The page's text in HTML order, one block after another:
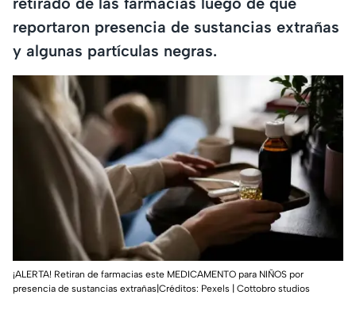
reportaron presencia de sustancias extrañas
y algunas partículas negras.
¡ALERTA! Retiran de farmacias este MEDICAMENTO para NIÑOS por
presencia de sustancias extrañas|Créditos: Pexels | Cottobro studios